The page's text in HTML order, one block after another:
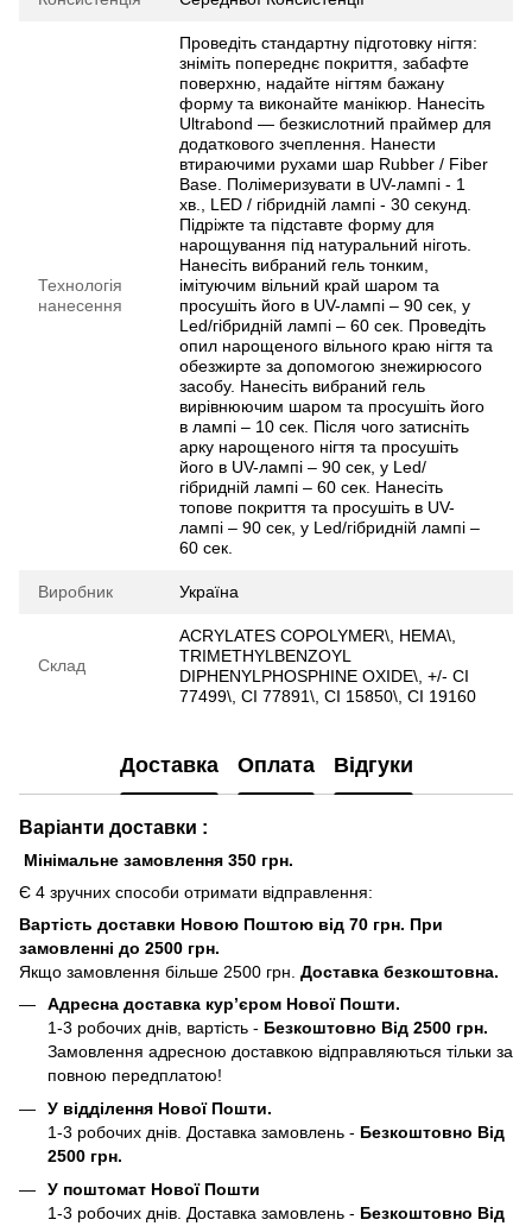
Технологія
нанесення
Проведіть стандартну підготовку нігтя:
зніміть попереднє покриття, забафте
поверхню, надайте нігтям бажану
форму та виконайте манікюр. Нанесіть
Ultrabond — безкислотний праймер для
додаткового зчеплення. Нанести
втираючими рухами шар Rubber / Fiber
Base. Полімеризувати в UV-лампі - 1
хв., LED / гібридній лампі - 30 секунд.
Підріжте та підставте форму для
нарощування під натуральний ніготь.
Нанесіть вибраний гель тонким,
імітуючим вільний край шаром та
просушіть його в UV-лампі – 90 сек, у
Led/гібридній лампі – 60 сек. Проведіть
опил нарощеного вільного краю нігтя та
обезжирте за допомогою знежирюсого
засобу. Нанесіть вибраний гель
вирівнюючим шаром та просушіть його
в лампі – 10 сек. Після чого затисніть
арку нарощеного нігтя та просушіть
його в UV-лампі – 90 сек, у Led/
гібридній лампі – 60 сек. Нанесіть
топове покриття та просушіть в UV-
лампі – 90 сек, у Led/гібридній лампі –
60 сек.
Виробник Україна
Склад
ACRYLATES COPOLYMER\, HEMA\,
TRIMETHYLBENZOYL
DIPHENYLPHOSPHINE OXIDE\, +/- CI
77499\, CI 77891\, CI 15850\, CI 19160
Доставка Оплата Відгуки
Варіанти доставки :
Мінімальне замовлення 350 грн.
Є 4 зручних способи отримати відправлення:
Вартість доставки Новою Поштою від 70 грн. При
замовленні до 2500 грн.
Якщо замовлення більше 2500 грн. Доставка безкоштовна.
Адресна доставка кур’єром Нової Пошти.
1-3 робочих днів, вартість - Безкоштовно Від 2500 грн.
Замовлення адресною доставкою відправляються тільки за
повною передплатою!
У відділення Нової Пошти.
1-3 робочих днів. Доставка замовлень - Безкоштовно Від
2500 грн.
У поштомат Нової Пошти
1-3 робочих днів. Доставка замовлень - Безкоштовно Від